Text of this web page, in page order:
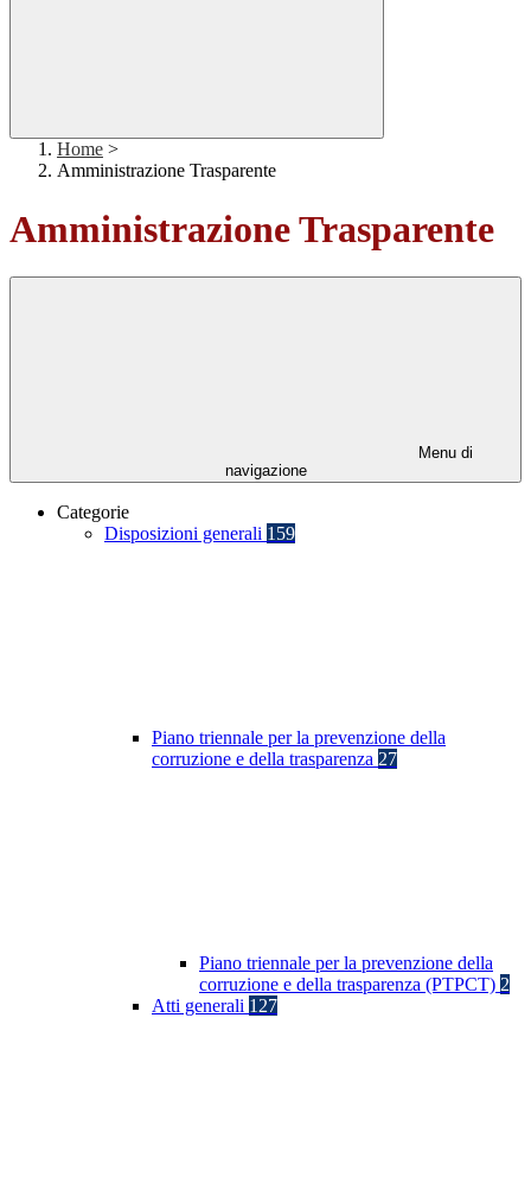
Home >
Amministrazione Trasparente
Amministrazione Trasparente
Menu di
navigazione
Categorie
Disposizioni generali 159
Piano triennale per la prevenzione della
corruzione e della trasparenza 27
Piano triennale per la prevenzione della
corruzione e della trasparenza (PTPCT) 2
Atti generali 127